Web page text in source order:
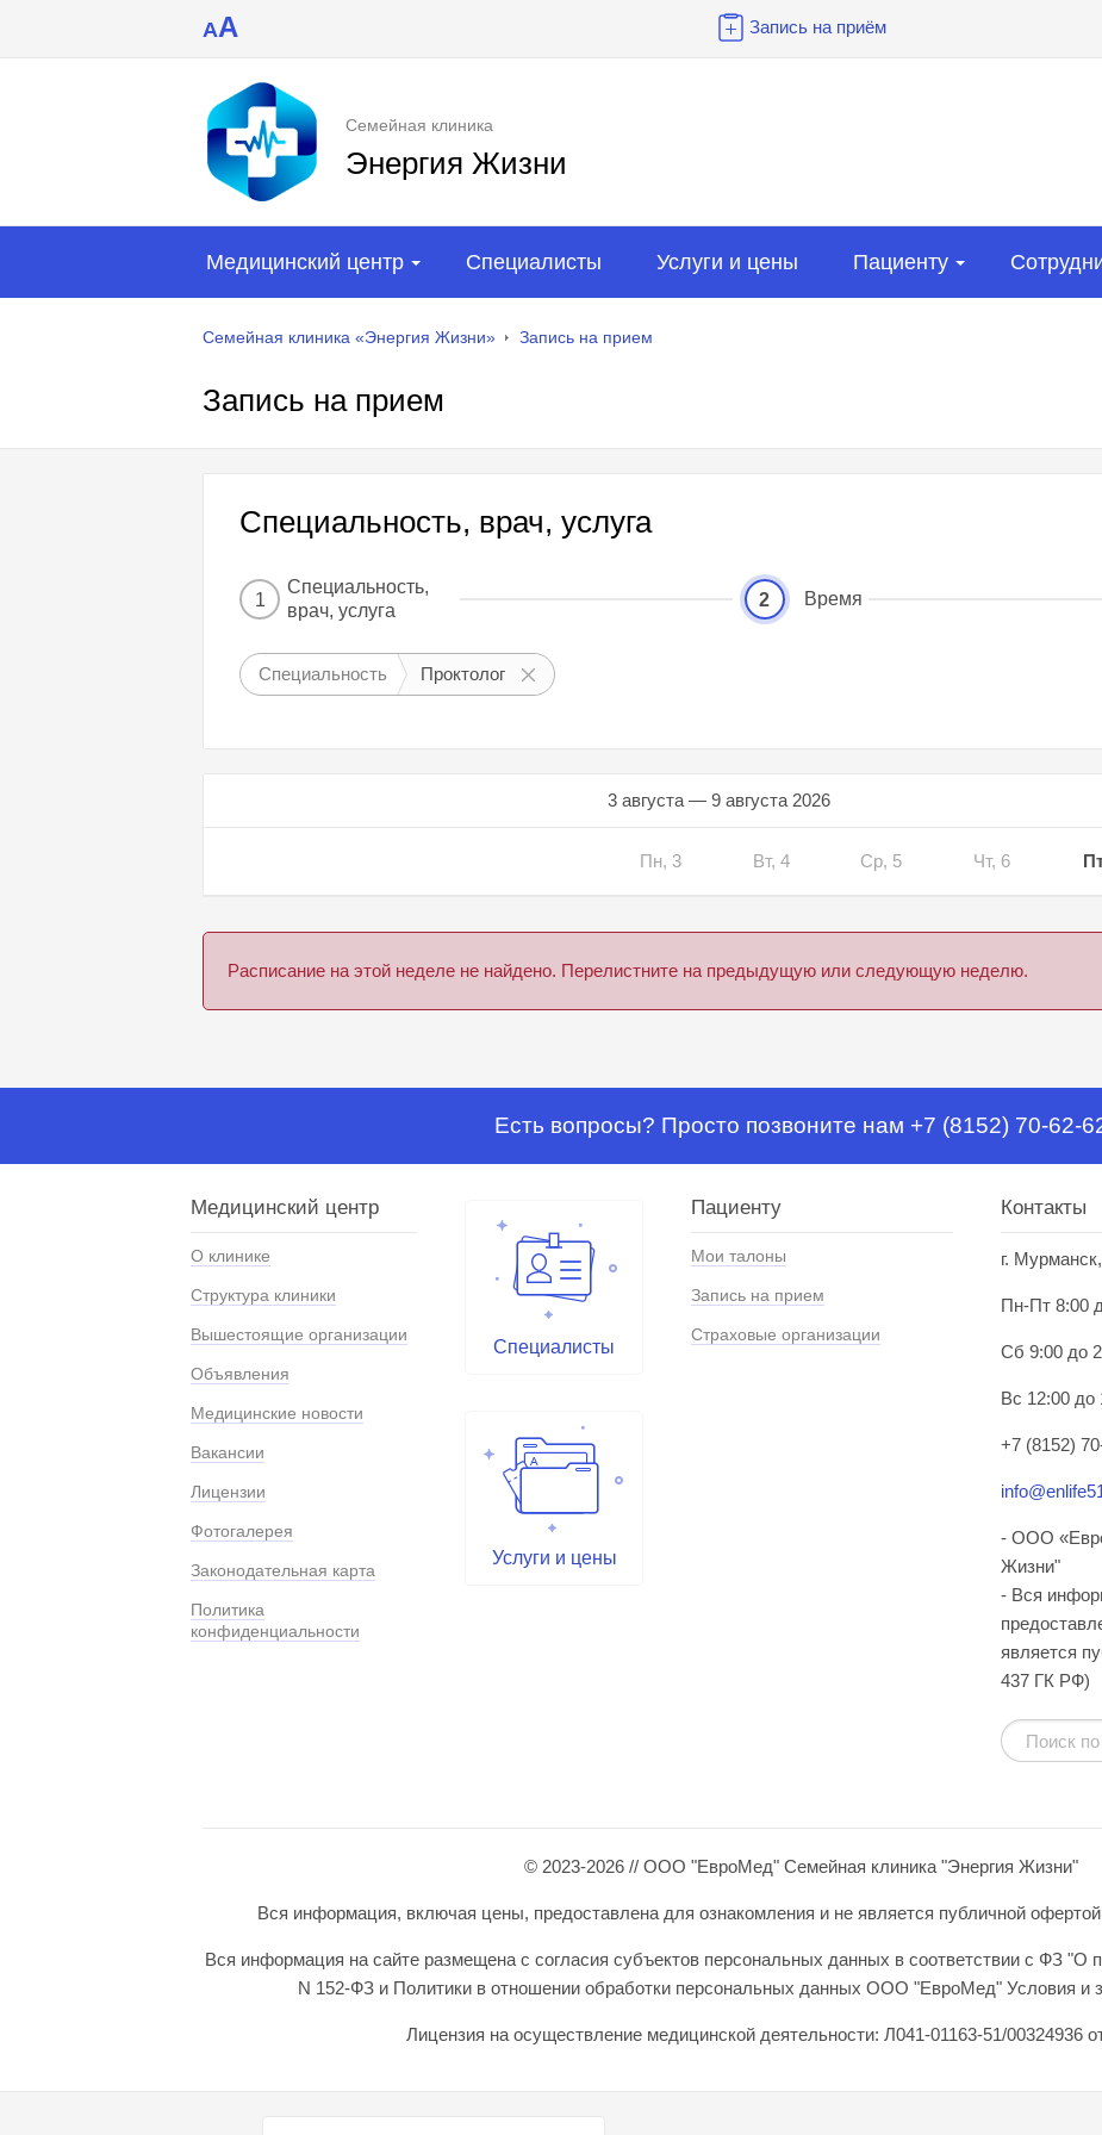
AA Запись на приём
Семейная клиника
Энергия Жизни
Медицинский центр Специалисты Услуги и цены Пациенту
Семейная клиника «Энергия Жизни» Запись на прием
Запись на прием
Специальность, врач, услуга
1
Специальность,
врач, услуга
2 Время
Специальность Проктолог
3 августа — 9 августа 2026
Пн, 3 Вт, 4 Ср, 5 Чт, 6
Расписание на этой неделе не найдено. Перелистните на предыдущую или следующую неделю.
Есть вопросы? Просто позвоните нам +7 (8152) 70-62-
Медицинский центр
О клинике
Структура клиники
Вышестоящие организации
Объявления
Медицинские новости
Вакансии
Лицензии
Фотогалерея
Законодательная карта
Политика
конфиденциальности
Специалисты
Услуги и цены
Пациенту
Мои талоны
Запись на прием
Страховые организации
Контакты
г.
Пн-Пт 8:00
Сб 9:00 до
Вс 12:00 до
+7 (8152)
- ООО
Жизни"
- Вся
является
437 ГК РФ)
© 2023-2026 // ООО "ЕвроМед" Семейная клиника "Энергия Жизни"
Вся информация, включая цены, предоставлена для ознакомления и не является публичной
Вся информация на сайте размещена с согласия субъектов персональных данных в соответствии с ФЗ "О
N 152-ФЗ и Политики в отношении обработки персональных данных ООО "ЕвроМед" Условия и
Лицензия на осуществление медицинской деятельности: Л041-01163-51/00324936